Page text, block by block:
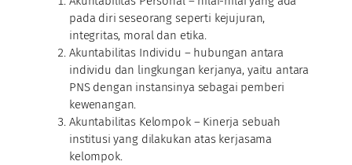
pada diri seseorang seperti kejujuran,
integritas, moral dan etika.
Akuntabilitas Individu – hubungan antara
individu dan lingkungan kerjanya, yaitu antara
PNS dengan instansinya sebagai pemberi
kewenangan.
Akuntabilitas Kelompok – Kinerja sebuah
institusi yang dilakukan atas kerjasama
kelompok.